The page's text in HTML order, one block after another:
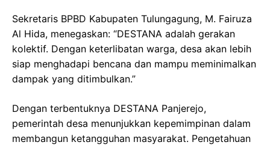
Sekretaris BPBD Kabupaten Tulungagung, M. Fairuza
Al Hida, menegaskan: “DESTANA adalah gerakan
kolektif. Dengan keterlibatan warga, desa akan lebih
siap menghadapi bencana dan mampu meminimalkan
dampak yang ditimbulkan.”
Dengan terbentuknya DESTANA Panjerejo,
pemerintah desa menunjukkan kepemimpinan dalam
membangun ketangguhan masyarakat. Pengetahuan